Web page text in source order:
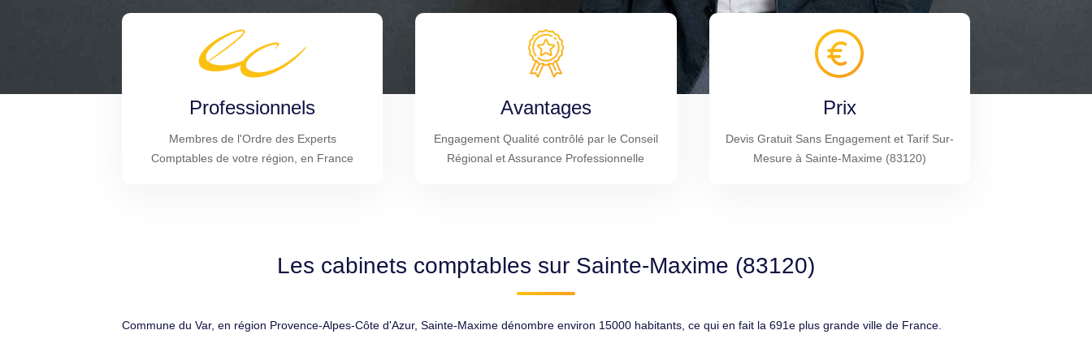
Professionnels
Membres de l'Ordre des Experts
Comptables de votre région, en France
Avantages
Engagement Qualité contrôlé par le Conseil
Régional et Assurance Professionnelle
Prix
Devis Gratuit Sans Engagement et Tarif Sur-
Mesure à Sainte-Maxime (83120)
Les cabinets comptables sur Sainte-Maxime (83120)
Commune du Var, en région Provence-Alpes-Côte d'Azur, Sainte-Maxime dénombre environ 15000 habitants, ce qui en fait la 691e plus grande ville de France.